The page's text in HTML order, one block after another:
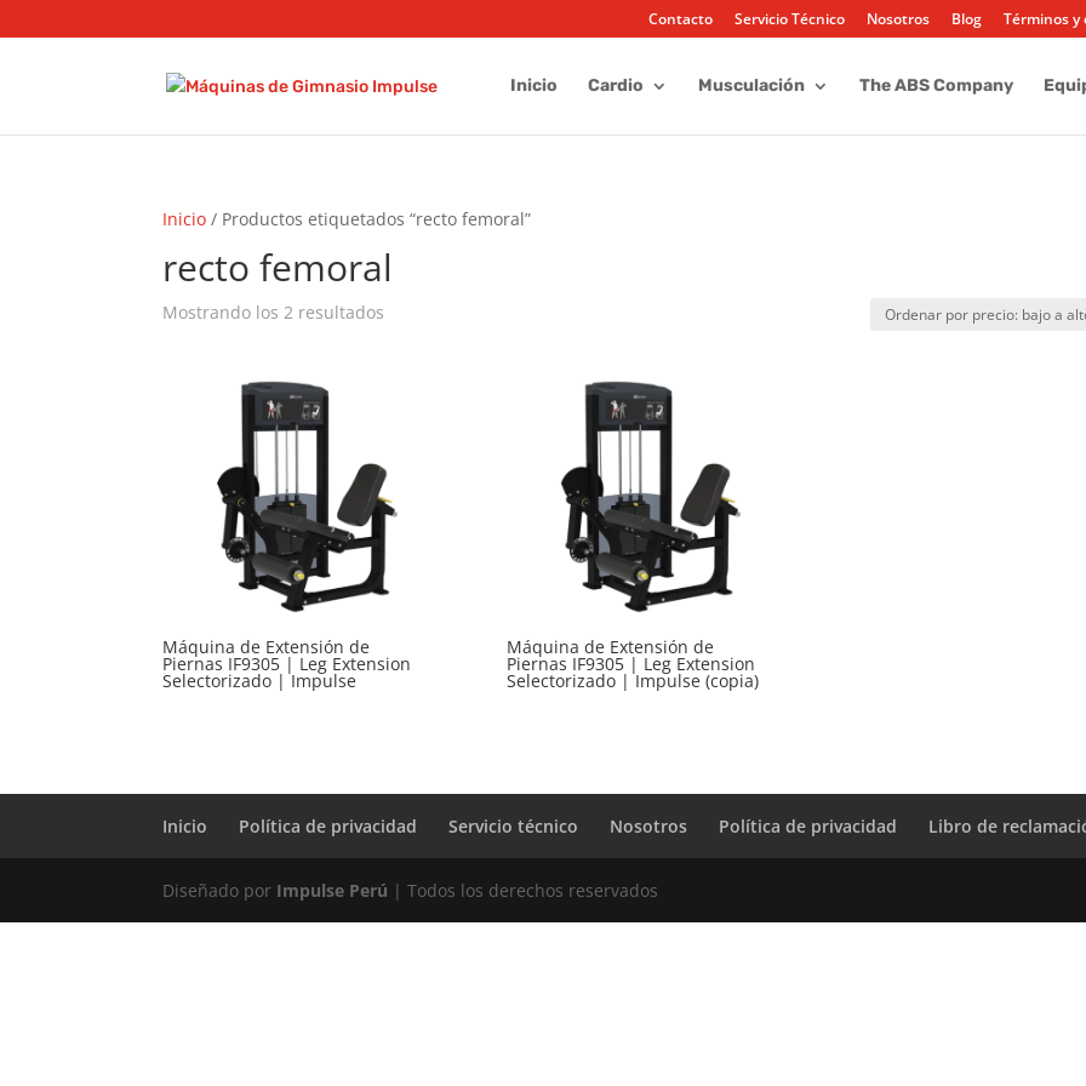
Contacto Servicio Técnico Nosotros Blog Términos y
Inicio Cardio Musculación The ABS Company
Inicio / Productos etiquetados “recto femoral”
recto femoral
Mostrando los 2 resultados
Máquina de Extensión de
Piernas IF9305 | Leg Extension
Selectorizado | Impulse
Máquina de Extensión de
Piernas IF9305 | Leg Extension
Selectorizado | Impulse (copia)
Inicio Política de privacidad Servicio técnico Nosotros Política de privacidad Libro de
Diseñado por Impulse Perú | Todos los derechos reservados